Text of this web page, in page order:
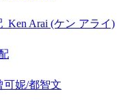
Arai (ケン アライ)
可妮/都智文